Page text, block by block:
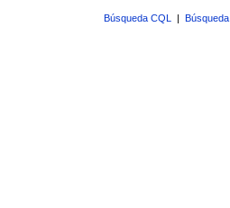
Búsqueda CQL |